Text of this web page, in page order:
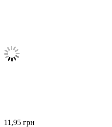
11,95 грн